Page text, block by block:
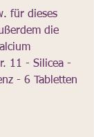
für dieses
die
11 - Silicea -
- 6 Tabletten